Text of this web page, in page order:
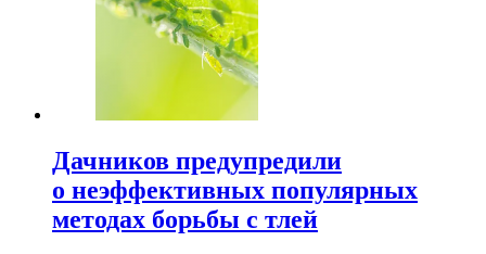
Дачников предупредили
о неэффективных популярных
методах борьбы с тлей